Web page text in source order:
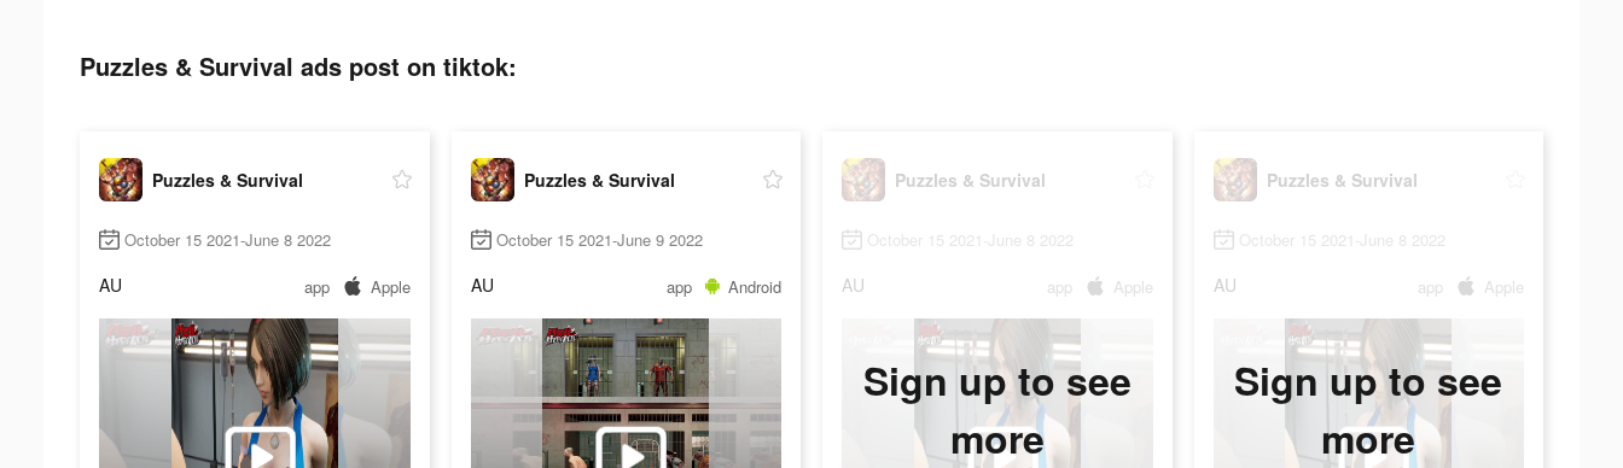
Puzzles & Survival ads post on tiktok:
Puzzles & Survival
October 15 2021-June 8 2022
AU app Apple
Puzzles & Survival
October 15 2021-June 9 2022
AU app Android
Puzzles & Survival
October 15 2021-June 8 2022
AU app Apple
Sign up to see
more
Puzzles & Survival
October 15 2021-June 8 2022
AU app Apple
Sign up to see
more